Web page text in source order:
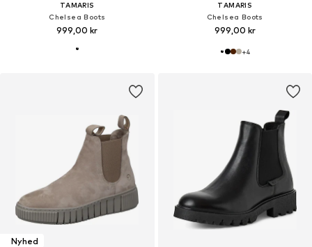
TAMARIS
Chelsea Boots
999,00 kr
TAMARIS
Chelsea Boots
999,00 kr
+4
Nyhed